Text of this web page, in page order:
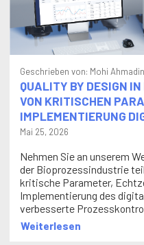
Geschrieben von: Mohi
QUALITY BY DESIGN
VON KRITISCHEN
IMPLEMENTIERUNG
Mai 25, 2026
Nehmen Sie an unserem
der Bioprozessindustrie
kritische Parameter,
Implementierung des
verbesserte
Weiterlesen